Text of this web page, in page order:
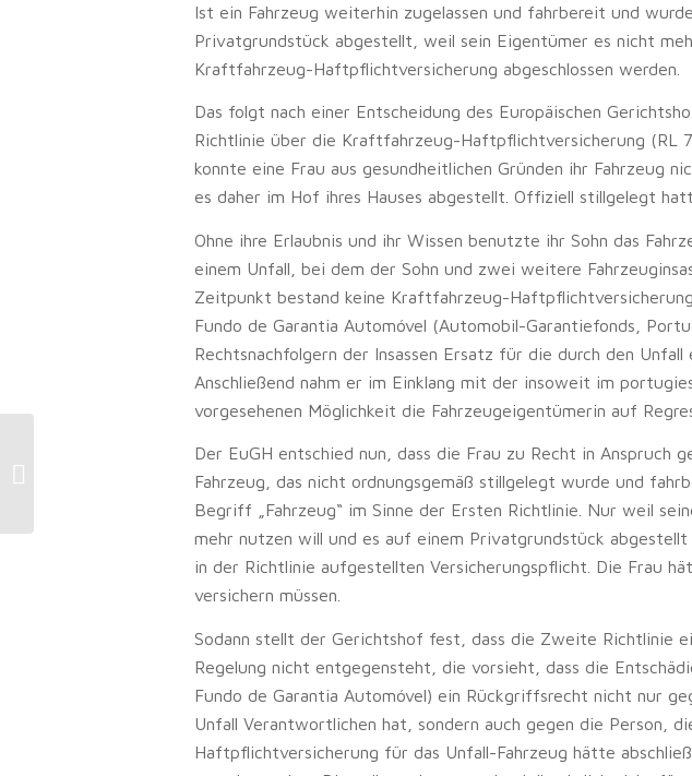
Ist ein Fahrzeug weiterhin zugelassen und fahrbereit und
Privatgrundstück abgestellt, weil sein Eigentümer es nicht
Kraftfahrzeug-Haftpflichtversicherung abgeschlossen werden.
Das folgt nach einer Entscheidung des Europäischen
Richtlinie über die Kraftfahrzeug-Haftpflichtversicherung (RL
konnte eine Frau aus gesundheitlichen Gründen ihr Fahrzeug
es daher im Hof ihres Hauses abgestellt. Offiziell stillgelegt
Ohne ihre Erlaubnis und ihr Wissen benutzte ihr Sohn das
einem Unfall, bei dem der Sohn und zwei weitere
Zeitpunkt bestand keine Kraftfahrzeug-
Fundo de Garantia Automóvel (Automobil-Garantiefonds,
Rechtsnachfolgern der Insassen Ersatz für die durch den Unfall
Anschließend nahm er im Einklang mit der insoweit im
vorgesehenen Möglichkeit die Fahrzeugeigentümerin auf
Der EuGH entschied nun, dass die Frau zu Recht in Anspruch
Fahrzeug, das nicht ordnungsgemäß stillgelegt wurde und
Begriff „Fahrzeug“ im Sinne der Ersten Richtlinie. Nur weil
mehr nutzen will und es auf einem Privatgrundstück
in der Richtlinie aufgestellten Versicherungspflicht. Die Frau
versichern müssen.
Sodann stellt der Gerichtshof fest, dass die Zweite Richtlinie
Regelung nicht entgegensteht, die vorsieht, dass die
Fundo de Garantia Automóvel) ein Rückgriffsrecht nicht nur
Unfall Verantwortlichen hat, sondern auch gegen die Person,
Haftpflichtversicherung für das Unfall-Fahrzeug hätte
Fahrerlaubnis: Entzug der Klasse B
wird durch nachträgliche